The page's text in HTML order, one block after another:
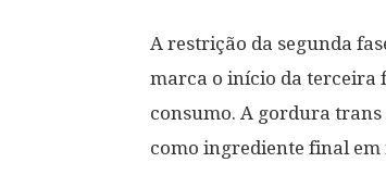
A restrição da segunda
marca o início da terceira
consumo. A gordura
como ingrediente final